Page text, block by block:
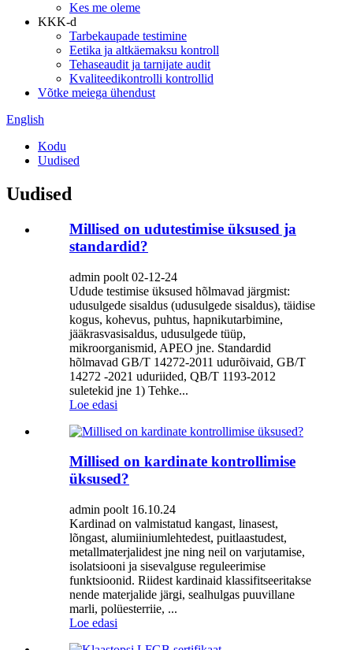
Kes me oleme
KKK-d
Tarbekaupade testimine
Eetika ja altkäemaksu kontroll
Tehaseaudit ja tarnijate audit
Kvaliteedikontrolli kontrollid
Võtke meiega ühendust
English
Kodu
Uudised
Uudised
Millised on udutestimise üksused ja
standardid?
admin poolt 02-12-24
Udude testimise üksused hõlmavad järgmist:
udusulgede sisaldus (udusulgede sisaldus), täidise
kogus, kohevus, puhtus, hapnikutarbimine,
jääkrasvasisaldus, udusulgede tüüp,
mikroorganismid, APEO jne. Standardid
hõlmavad GB/T 14272-2011 udurõivaid, GB/T
14272 -2021 uduriided, QB/T 1193-2012
suletekid jne 1) Tehke...
Loe edasi
Millised on kardinate kontrollimise
üksused?
admin poolt 16.10.24
Kardinad on valmistatud kangast, linasest,
lõngast, alumiiniumlehtedest, puitlaastudest,
metallmaterjalidest jne ning neil on varjutamise,
isolatsiooni ja sisevalguse reguleerimise
funktsioonid. Riidest kardinaid klassifitseeritakse
nende materjalide järgi, sealhulgas puuvillane
marli, polüesterriie, ...
Loe edasi